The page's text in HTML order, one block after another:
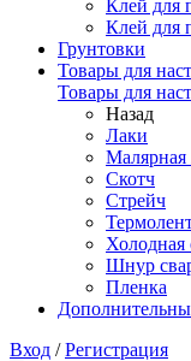
Клей для
Клей для
Грунтовки
Товары для
Товары для
Назад
Лаки
Малярная
Скотч
Стрейч
Холодная
Шнур
Пленка
Вход /Регистрация